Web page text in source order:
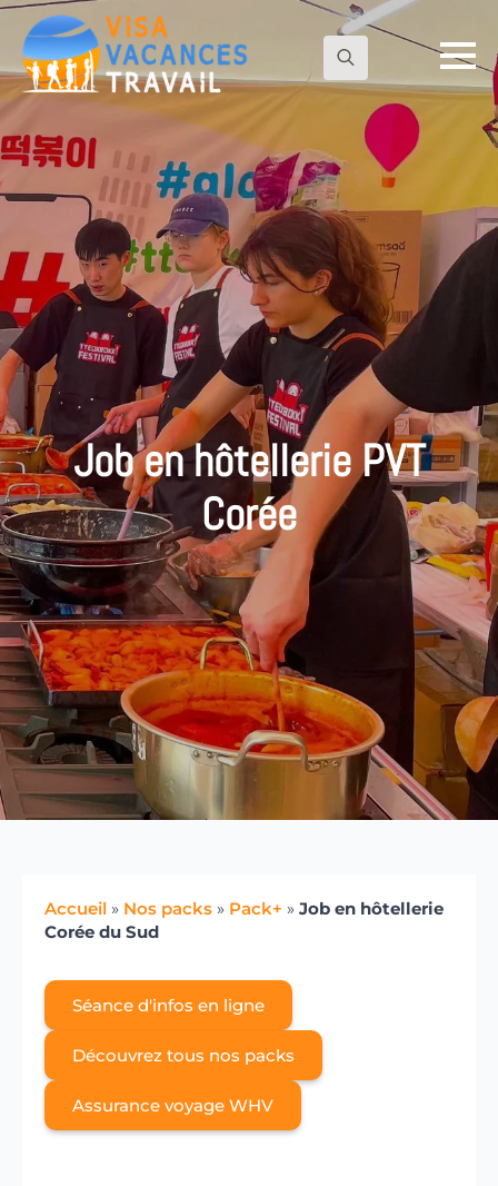
Search
Job en hôtellerie PVT
Corée
Accueil » Nos packs » Pack+ » Job en hôtellerie
Corée du Sud
Séance d'infos en ligne
Découvrez tous nos packs
Assurance voyage WHV